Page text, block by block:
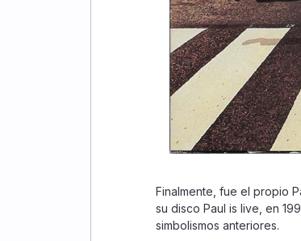
Finalmente, fue el propio
su disco Paul is live, en
simbolismos anteriores.